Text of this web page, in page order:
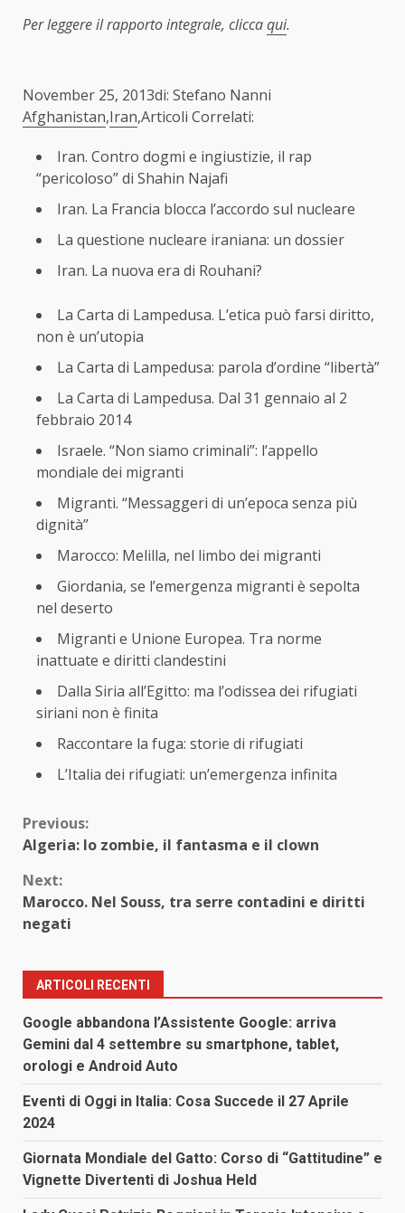
Per leggere il rapporto integrale, cliccaqui.
November 25, 2013di: Stefano Nanni
Afghanistan,Iran,Articoli Correlati:
Iran. Contro dogmi e ingiustizie, il rap
“pericoloso” di Shahin Najafi
Iran. La Francia blocca l’accordo sul nucleare
La questione nucleare iraniana: un dossier
Iran. La nuova era di Rouhani?
La Carta di Lampedusa. L’etica può farsi diritto,
non è un’utopia
La Carta di Lampedusa: parola d’ordine “libertà”
La Carta di Lampedusa. Dal 31 gennaio al 2
febbraio 2014
Israele. “Non siamo criminali”: l’appello
mondiale dei migranti
Migranti. “Messaggeri di un’epoca senza più
dignità”
Marocco: Melilla, nel limbo dei migranti
Giordania, se l’emergenza migranti è sepolta
nel deserto
Migranti e Unione Europea. Tra norme
inattuate e diritti clandestini
Dalla Siria all’Egitto: ma l’odissea dei rifugiati
siriani non è finita
Raccontare la fuga: storie di rifugiati
L’Italia dei rifugiati: un’emergenza infinita
Continue
Reading
Previous:
Algeria: lo zombie, il fantasma e il clown
Next:
Marocco. Nel Souss, tra serre contadini e diritti
negati
ARTICOLI RECENTI
Google abbandona l’Assistente Google: arriva
Gemini dal 4 settembre su smartphone, tablet,
orologi e Android Auto
Eventi di Oggi in Italia: Cosa Succede il 27 Aprile
2024
Giornata Mondiale del Gatto: Corso di “Gattitudine” e
Vignette Divertenti di Joshua Held